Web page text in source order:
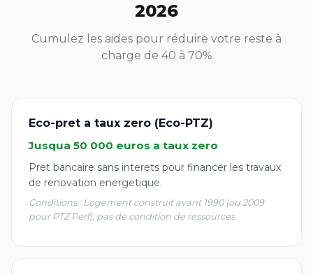
2026
Cumulez les aides pour réduire votre reste à
charge de 40 à 70%
Eco-pret a taux zero (Eco-PTZ)
Jusqua 50 000 euros a taux zero
Pret bancaire sans interets pour financer les travaux
de renovation energetique.
Conditions : Logement construit avant 1990 (ou 2009
pour PTZ Perf), pas de condition de ressources